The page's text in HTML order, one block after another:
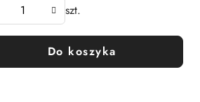
szt.
Do koszyka